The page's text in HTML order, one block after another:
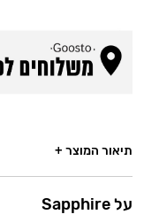
תיאור המוצר +
על Sapphire